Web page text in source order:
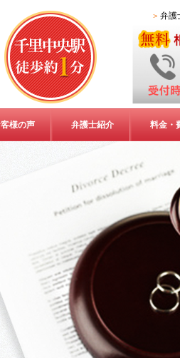
弁護
様の声 弁護士紹介 料金・